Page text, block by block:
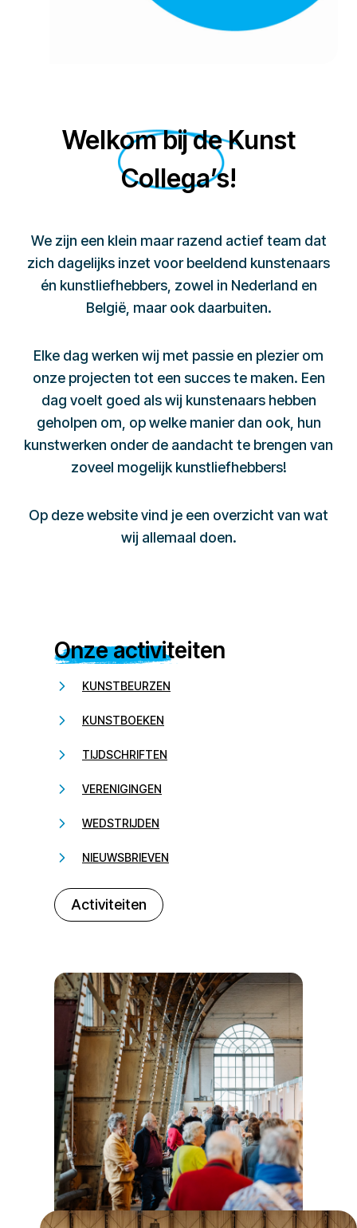
Welkom bij de Kunst
Collega’s!
We zijn een klein maar razend actief team dat
zich dagelijks inzet voor beeldend kunstenaars
én kunstliefhebbers, zowel in Nederland en
België, maar ook daarbuiten.
Elke dag werken wij met passie en plezier om
onze projecten tot een succes te maken. Een
dag voelt goed als wij kunstenaars hebben
geholpen om, op welke manier dan ook, hun
kunstwerken onder de aandacht te brengen van
zoveel mogelijk kunstliefhebbers!
Op deze website vind je een overzicht van wat
wij allemaal doen.
Onze activiteiten
KUNSTBEURZEN
KUNSTBOEKEN
TIJDSCHRIFTEN
VERENIGINGEN
WEDSTRIJDEN
NIEUWSBRIEVEN
Activiteiten
232323